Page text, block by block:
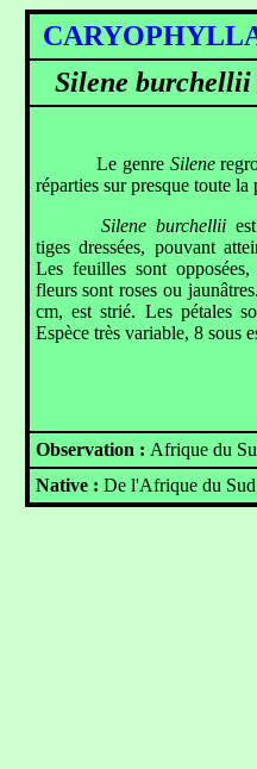
Silene burchellii
Le genre Silene
réparties sur presque toute la
Silene burchellii
tiges dressées, pouvant
Les feuilles sont
fleurs sont roses ou
cm, est strié. Les pétales
Espèce très variable, 8 sous
Observation : Afrique du
Native : De l'Afrique du